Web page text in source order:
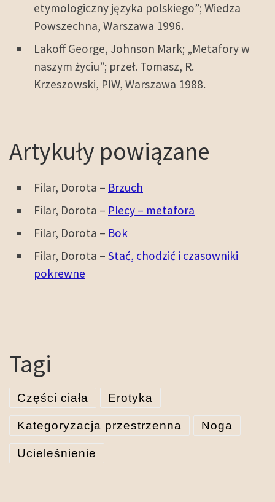
etymologiczny języka polskiego”; Wiedza
Powszechna, Warszawa 1996.
Lakoff George, Johnson Mark; „Metafory w
naszym życiu”; przeł. Tomasz, R.
Krzeszowski, PIW, Warszawa 1988.
Artykuły powiązane
Filar, Dorota – Brzuch
Filar, Dorota – Plecy – metafora
Filar, Dorota – Bok
Filar, Dorota – Stać, chodzić i czasowniki
pokrewne
Tagi
Części ciała Erotyka
Kategoryzacja przestrzenna Noga
Ucieleśnienie